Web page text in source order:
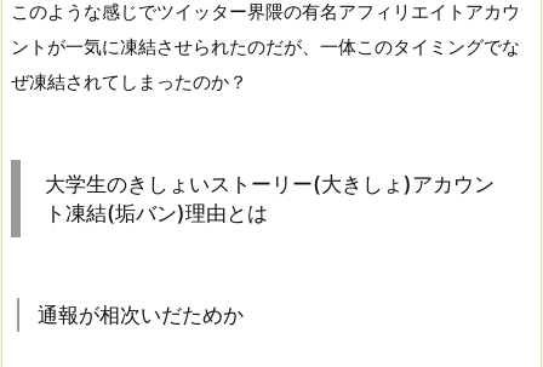
このような感じでツイッター界隈の有名アフィリエイトアカウ
ントが一気に凍結させられたのだが、一体このタイミングでな
ぜ凍結されてしまったのか？
大学生のきしょいストーリー(大きしょ)アカウン
ト凍結(垢バン)理由とは
通報が相次いだためか